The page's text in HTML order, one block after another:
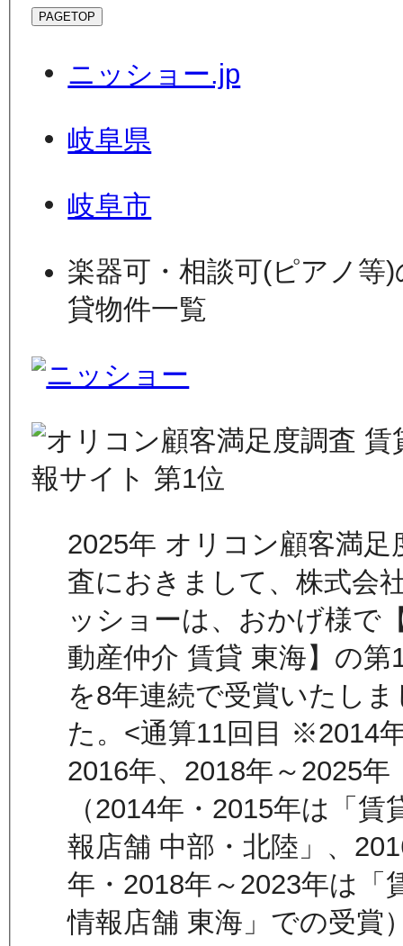
PAGETOP
ニッショー.jp
岐阜県
岐阜市
楽器可・相談可(ピアノ等)
貸物件一覧
2025年 オリコン顧客満足
査におきまして、株式会
ッショーは、おかげ様で
動産仲介 賃貸 東海】の第
を8年連続で受賞いたしま
た。<通算11回目 ※2014
2016年、2018年～2025年
（2014年・2015年は「賃
報店舗 中部・北陸」、
年・2018年～2023年は「
情報店舗 東海」での受賞